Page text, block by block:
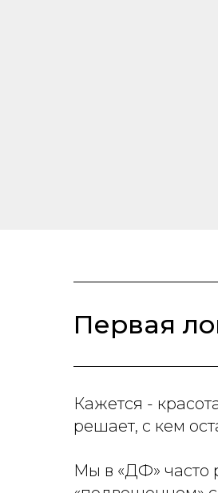
Первая
Кажется -
решает, с кем
Мы в «ДФ» часто